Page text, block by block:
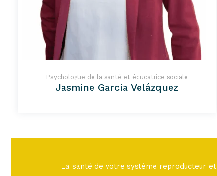
Psychologue de la santé et éducatrice sociale
Jasmine García Velázquez
La santé de votre système reproducteur